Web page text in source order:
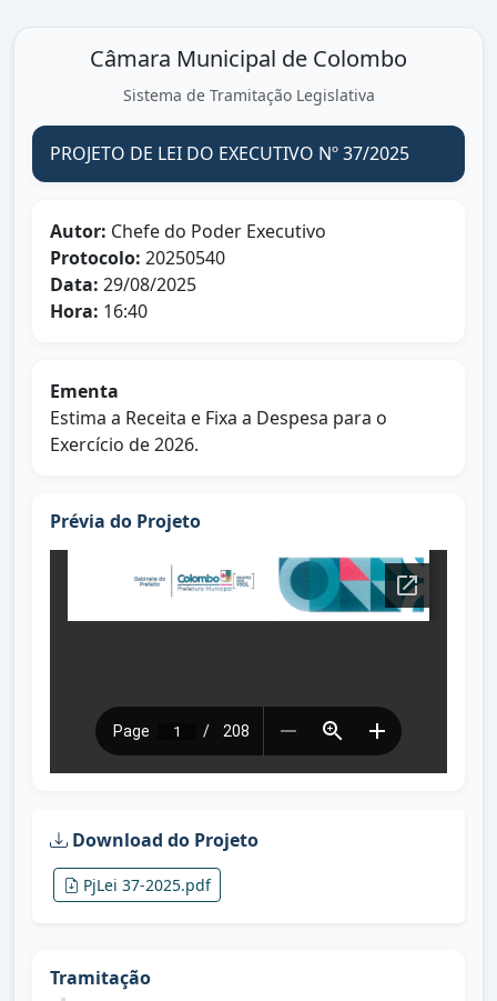
Câmara Municipal de Colombo
Sistema de Tramitação Legislativa
PROJETO DE LEI DO EXECUTIVO Nº 37/2025
Autor: Chefe do Poder Executivo
Protocolo: 20250540
Data: 29/08/2025
Hora: 16:40
Ementa
Estima a Receita e Fixa a Despesa para o
Exercício de 2026.
Prévia do Projeto
Download do Projeto
PjLei 37-2025.pdf
Tramitação